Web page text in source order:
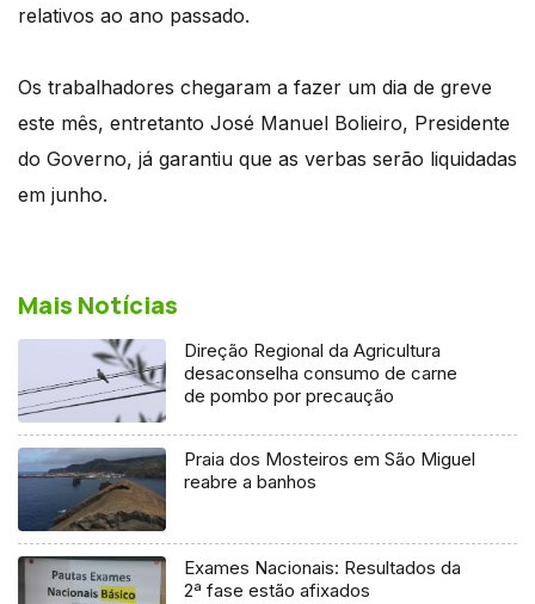
relativos ao ano passado.
Os trabalhadores chegaram a fazer um dia de greve
este mês, entretanto José Manuel Bolieiro, Presidente
do Governo, já garantiu que as verbas serão liquidadas
em junho.
Mais Notícias
Direção Regional da Agricultura
desaconselha consumo de carne
de pombo por precaução
Praia dos Mosteiros em São Miguel
reabre a banhos
Exames Nacionais: Resultados da
2ª fase estão afixados